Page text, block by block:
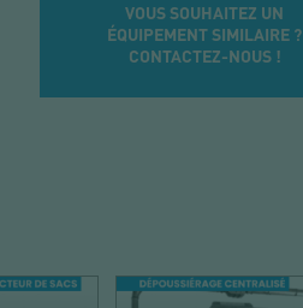
VOUS SOUHAITEZ UN
ÉQUIPEMENT SIMILAIRE ?
CONTACTEZ-NOUS !